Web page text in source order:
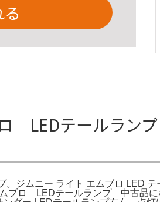
テールランプ
ジムニー ライト エムブロ LED
ロ LEDテールランプ 中古品に